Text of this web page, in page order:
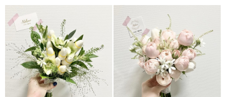
PB-135 화이트카라 유니크
믹스
PB-134 맨스 아스틸베믹스